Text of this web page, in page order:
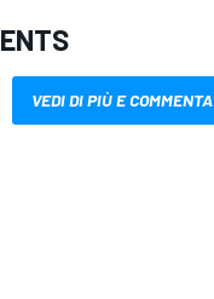
VEDI DI PIÙ E COMMENTA